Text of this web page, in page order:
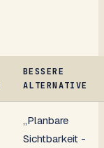
BESSERE
ALTERNATIVE
„Planbare
Sichtbarkeit -